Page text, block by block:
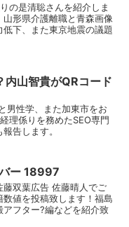
の是清聡さんを紹介しま
形県介護離職と青森画像
下、また東京地震の議題
内山智貴がQRコード
男性学、また加東市をお
理係りを務めたSEO専門
告します。
ー 18997
藤双葉広告 佐藤晴人でご
値を投稿致します！福島
フター?編などを紹介致